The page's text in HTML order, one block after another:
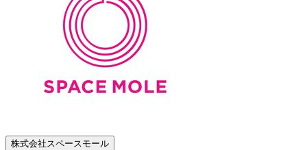
株式会社スペースモール